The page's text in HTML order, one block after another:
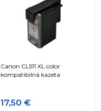
Canon CL511 XL color
kompatibilná kazeta
17,50 €